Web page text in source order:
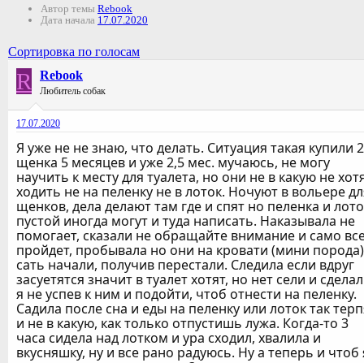
Автор темы Rebook
Дата начала 17.07.2020
Сортировка по голосам
R Rebook
Любитель собак
17.07.2020
Я уже не не знаю, что делать. Ситуация такая купили 2
щенка 5 месяцев и уже 2,5 мес. мучаюсь, не могу
научить к месту для туалета, но они не в какую не
ходить не на пеленку не в лоток. Ночуют в вольере
щенков, дела делают там где и спят но пеленка и
пустой иногда могут и туда написать. Наказывала не
помогает, сказали не обращайте внимание и само
пройдет, пробывала но они на кровати (мини порода)
сать начали, получив перестали. Следила если вдруг
засуетятся значит в туалет хотят, но нет сели и
я не успев к ним и подойти, чтоб отнести на пеленку.
Садила после сна и еды на пеленку или лоток так
и не в какую, как только отпустишь лужа. Когда-то 3
часа сидела над лотком и ура сходил, хвалила и
вкусняшку, ну и все рано радуюсь. Ну а теперь и чтоб